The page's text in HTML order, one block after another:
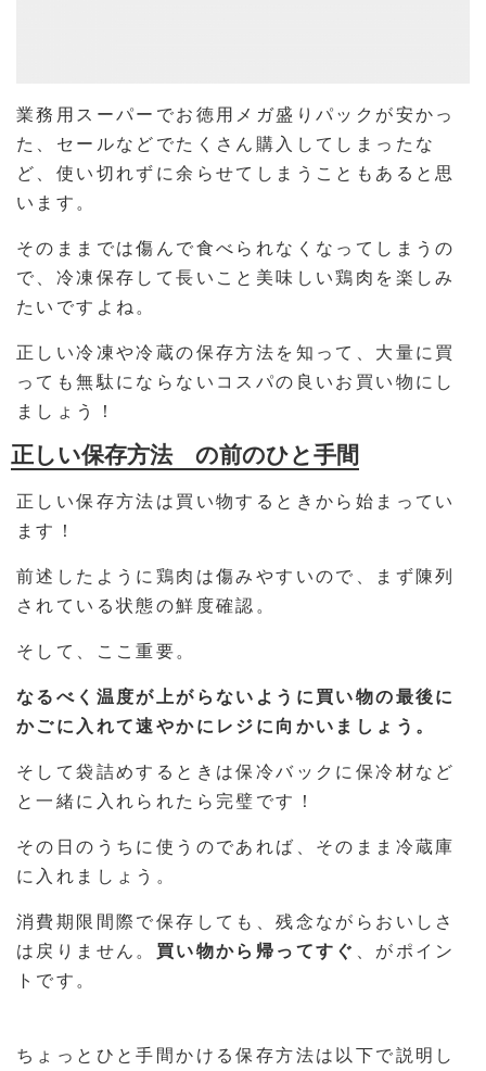
業務用スーパーでお徳用メガ盛りパックが安かっ
た、セールなどでたくさん購入してしまったな
ど、使い切れずに余らせてしまうこともあると思
います。
そのままでは傷んで食べられなくなってしまうの
で、冷凍保存して長いこと美味しい鶏肉を楽しみ
たいですよね。
正しい冷凍や冷蔵の保存方法を知って、大量に買
っても無駄にならないコスパの良いお買い物にし
ましょう！
正しい保存方法 の前のひと手間
正しい保存方法は買い物するときから始まってい
ます！
前述したように鶏肉は傷みやすいので、まず陳列
されている状態の鮮度確認。
そして、ここ重要。
なるべく温度が上がらないように買い物の最後に
かごに入れて速やかにレジに向かいましょう。
そして袋詰めするときは保冷バックに保冷材など
と一緒に入れられたら完璧です！
その日のうちに使うのであれば、そのまま冷蔵庫
に入れましょう。
消費期限間際で保存しても、残念ながらおいしさ
は戻りません。 買い物から帰ってすぐ
、がポイン
トです。
ちょっとひと手間かける保存方法は以下で説明し